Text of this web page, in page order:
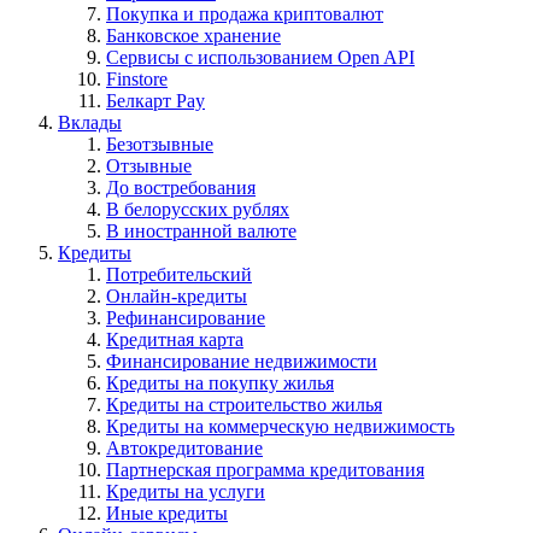
Покупка и продажа криптовалют
Банковское хранение
Сервисы с использованием Open API
Finstore
Белкарт Pay
Вклады
Безотзывные
Отзывные
До востребования
В белорусских рублях
В иностранной валюте
Кредиты
Потребительский
Онлайн-кредиты
Рефинансирование
Кредитная карта
Финансирование недвижимости
Кредиты на покупку жилья
Кредиты на строительство жилья
Кредиты на коммерческую недвижимость
Автокредитование
Партнерская программа кредитования
Кредиты на услуги
Иные кредиты